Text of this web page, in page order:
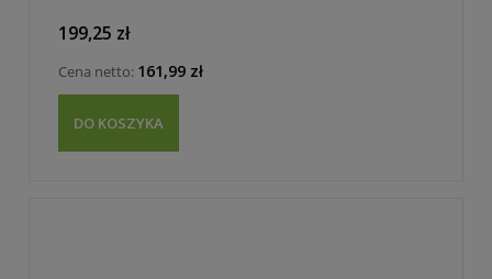
199,25 zł
Cena netto: 161,99 zł
DO KOSZYKA